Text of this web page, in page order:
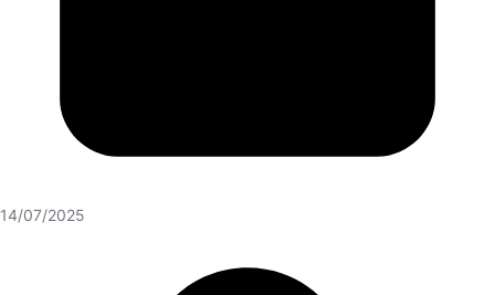
14/07/2025